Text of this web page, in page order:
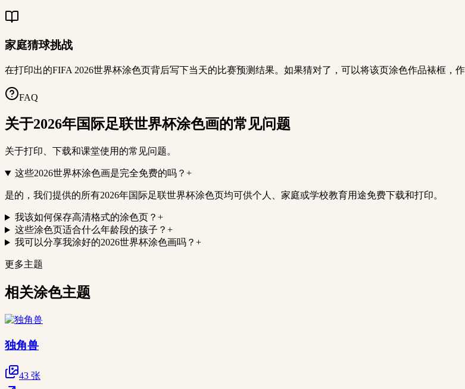
家庭猜球挑战
在打印出的FIFA 2026世界杯涂色页背后写下当天的比赛预测结果。如果猜对了，可以将该页涂色作品裱框，
FAQ
关于2026年国际足联世界杯涂色画的常见问题
关于打印、下载和课堂使用的常见问题。
这些2026世界杯涂色画是完全免费的吗？ +
是的，我们提供的所有2026年国际足联世界杯涂色页均可供个人、家庭或学校教育用途免费下载和打印。
我该如何保存高清格式的涂色页？ +
这些涂色页适合什么年龄段的孩子？ +
我可以分享我涂好的2026世界杯涂色画吗？ +
更多主题
相关涂色主题
独角兽
43 张